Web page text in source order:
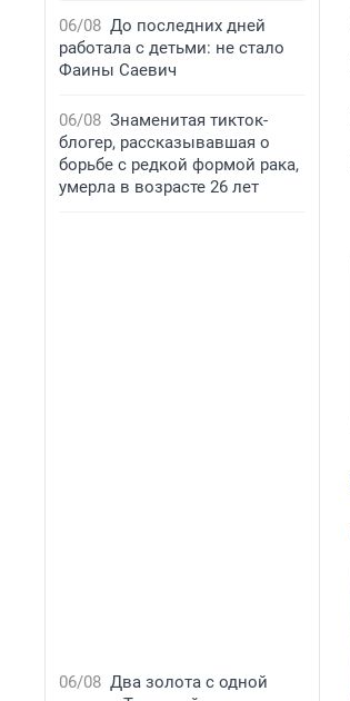
06/08 До последних дней
работала с детьми: не стало
Фаины Саевич
06/08 Знаменитая тикток-
блогер, рассказывавшая о
борьбе с редкой формой рака,
умерла в возрасте 26 лет
06/08 Два золота с одной